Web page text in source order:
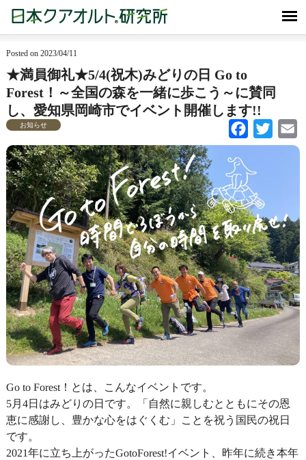
Posted on 2023/04/11
★満員御礼★5/4(祝木)みどりの日 Go to
Forest！～全国の森を一緒に歩こう～に賛同
し、愛知県岡崎市でイベント開催します!!
Facebook Twitter
お知らせ
Go to Forest！とは、こんなイベントです。
5月4日はみどりの日です。「自然に親しむとともにその恩
恵に感謝し、豊かな心をはぐくむ」ことを祝う国民の祝日
です。
2021年に立ち上がったGotoForest!イベント、昨年に続き本年